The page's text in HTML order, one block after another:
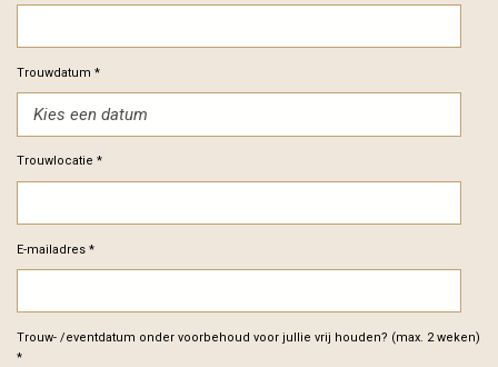
Trouwdatum *
Trouwlocatie *
E-mailadres *
Trouw- /eventdatum onder voorbehoud voor jullie vrij houden? (max. 2 weken)
*